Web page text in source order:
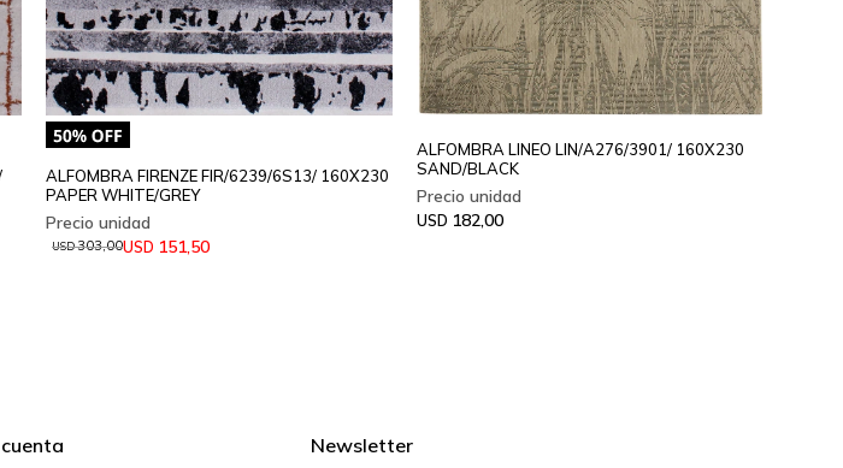
ALFOMBRA FIRENZE FIR/6239/6S13/ 160X230
PAPER WHITE/GREY
USD 151,50
USD303,00
ALFOMBRA LINEO LIN/A276/3901/ 160X230
SAND/BLACK
USD 182,00
Newsletter